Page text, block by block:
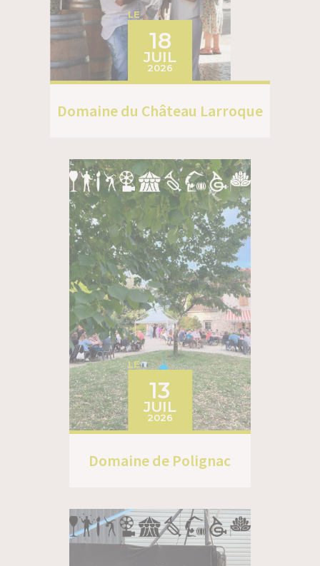
LE
18
JUIL
2026
Domaine du Château Larroque
LE
13
JUIL
2026
Domaine de Polignac